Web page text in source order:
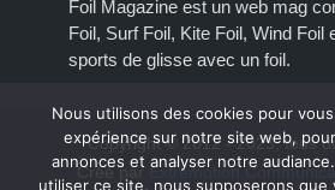
Foil Magazine est un web mag
Foil, Surf Foil, Kite Foil, Wind Foil
sports de glisse avec un foil.
Copyright © 2012 - 2023, tous
Créé par Extremotion
Nous utilisons des cookies pour
expérience sur notre site web,
annonces et analyser notre
utiliser ce site, nous supposerons que